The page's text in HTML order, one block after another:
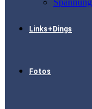
Spannung
Links+Dings
Fotos